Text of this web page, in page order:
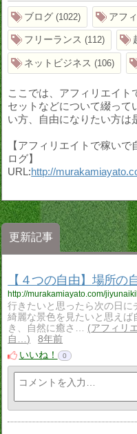
ブログ 1022 アフ
フリーランス 112
ネットビジネス 106
ここでは、アフィリエイト
セットなどについて綴って
い方、自由になりたい方は
【アフィリエイトで稼い
ログ】
URL:http://
更新記事
【４つの自由】場所の
http://murakamiayato.com/
行きたいと思ったら次の日に
綺麗な景色を見たいと思えば
き、自然に癒さ…
アフィリ
自…
8年前
いいね！
0